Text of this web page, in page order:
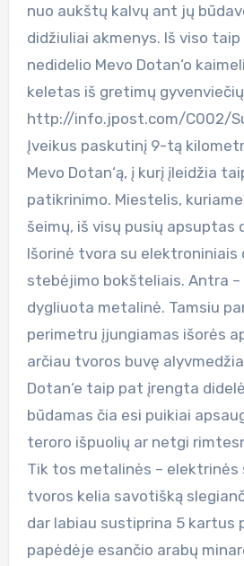
nuo aukštų kalvų ant jų
didžiuliai akmenys. Iš viso
nedidelio Mevo Dotan‘o
keletas iš gretimų
http://info.jpost.com/C002/
Įveikus paskutinį 9-tą
Mevo Dotan‘ą, į kurį įleidžia
patikrinimo. Miestelis,
šeimų, iš visų pusių apsuptas
Išorinė tvora su elektroniniais
stebėjimo bokšteliais. Antra
dygliuota metalinė. Tamsiu
perimetru įjungiamas išorės
arčiau tvoros buvę
Dotan‘e taip pat įrengta
būdamas čia esi puikiai
teroro išpuolių ar netgi
Tik tos metalinės – elektrinės
tvoros kelia savotišką
dar labiau sustiprina 5 kartus
papėdėje esančio arabų